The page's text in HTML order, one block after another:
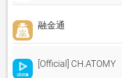
融金通
[Official] CH.ATOMY